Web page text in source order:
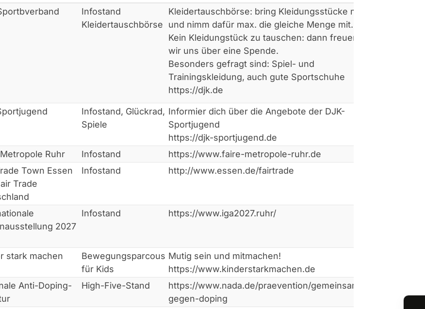
Infostand
Kleidertauschbörse
Kleidertauschbörse: bring Kleidungsstücke mit
und nimm dafür max. die gleiche Menge mit.
Kein Kleidungstück zu tauschen: dann freuen
wir uns über eine Spende.
Besonders gefragt sind: Spiel- und
Trainingskleidung, auch gute Sportschuhe
https://djk.de
Infostand, Glückrad,
Spiele
Informier dich über die Angebote der DJK-
Sportjugend
https://djk-sportjugend.de
Ruhr
Infostand
https://www.faire-metropole-ruhr.de
Town Essen
Trade
Infostand http://www.essen.de/fairtrade
2027
Infostand https://www.iga2027.ruhr/
stark machen
Bewegungsparcous
für Kids
Mutig sein und mitmachen!
https://www.kinderstarkmachen.de
Anti-Doping-
High-Five-Stand
https://www.nada.de/praevention/gemeinsam-
gegen-doping